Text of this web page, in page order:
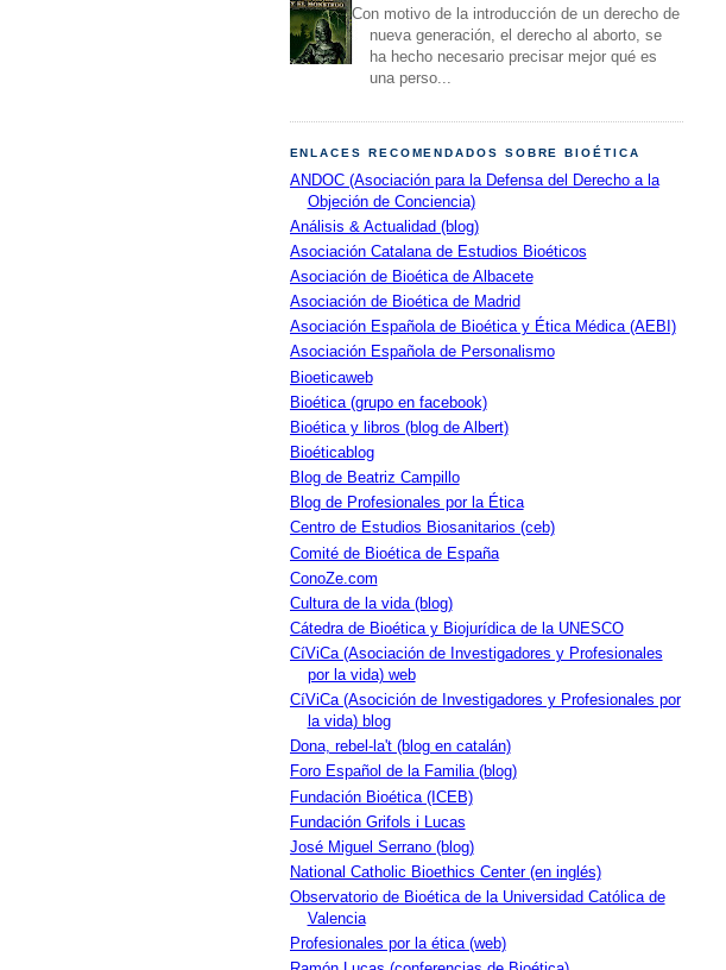
Con motivo de la introducción de un derecho de
nueva generación, el derecho al aborto, se
ha hecho necesario precisar mejor qué es
una perso...
ENLACES RECOMENDADOS SOBRE BIOÉTICA
ANDOC (Asociación para la Defensa del Derecho a la
Objeción de Conciencia)
Análisis & Actualidad (blog)
Asociación Catalana de Estudios Bioéticos
Asociación de Bioética de Albacete
Asociación de Bioética de Madrid
Asociación Española de Bioética y Ética Médica (AEBI)
Asociación Española de Personalismo
Bioeticaweb
Bioética (grupo en facebook)
Bioética y libros (blog de Albert)
Bioéticablog
Blog de Beatriz Campillo
Blog de Profesionales por la Ética
Centro de Estudios Biosanitarios (ceb)
Comité de Bioética de España
ConoZe.com
Cultura de la vida (blog)
Cátedra de Bioética y Biojurídica de la UNESCO
CíViCa (Asociación de Investigadores y Profesionales
por la vida) web
CíViCa (Asocición de Investigadores y Profesionales por
la vida) blog
Dona, rebel-la't (blog en catalán)
Foro Español de la Familia (blog)
Fundación Bioética (ICEB)
Fundación Grifols i Lucas
José Miguel Serrano (blog)
National Catholic Bioethics Center (en inglés)
Observatorio de Bioética de la Universidad Católica de
Valencia
Profesionales por la ética (web)